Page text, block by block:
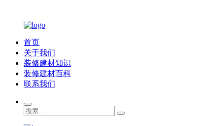
首页
关于我们
装修建材知识
装修建材百科
联系我们